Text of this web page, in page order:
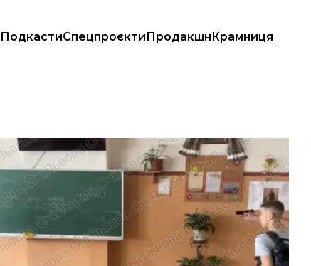
ПодкастиСпецпроєктиПродакшнКрамниця